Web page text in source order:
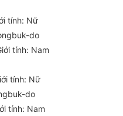
Nữ
do
tính: Nam
Nữ
do
Nam